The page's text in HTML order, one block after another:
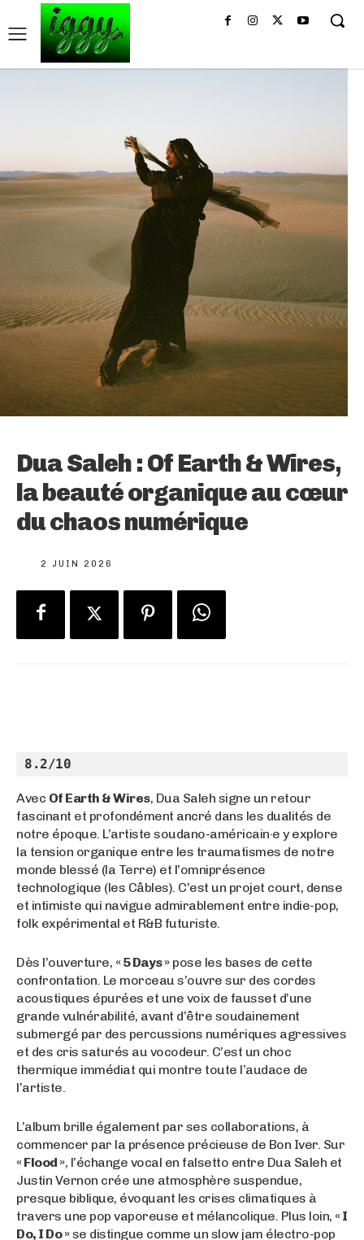
Dua Saleh : Of Earth & Wires,
la beauté organique au cœur
du chaos numérique
2 JUIN 2026
8.2/10
Avec Of Earth & Wires, Dua Saleh signe un retour
fascinant et profondément ancré dans les dualités de
notre époque. L’artiste soudano-américain·e y explore
la tension organique entre les traumatismes de notre
monde blessé (la Terre) et l’omniprésence
technologique (les Câbles). C’est un projet court, dense
et intimiste qui navigue admirablement entre indie-pop,
folk expérimental et R&B futuriste.
Dès l’ouverture, « 5 Days »pose les bases de cette
confrontation. Le morceau s’ouvre sur des cordes
acoustiques épurées et une voix de fausset d’une
grande vulnérabilité, avant d’être soudainement
submergé par des percussions numériques agressives
et des cris saturés au vocodeur. C’est un choc
thermique immédiat qui montre toute l’audace de
l’artiste.
L’album brille également par ses collaborations, à
commencer par la présence précieuse de Bon Iver. Sur
« Flood », l’échange vocal en falsetto entre Dua Saleh et
Justin Vernon crée une atmosphère suspendue,
presque biblique, évoquant les crises climatiques à
travers une pop vaporeuse et mélancolique. Plus loin, « I
Do, I Do »se distingue comme un slow jam électro-pop